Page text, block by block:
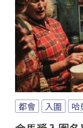
都會 入圍 哈